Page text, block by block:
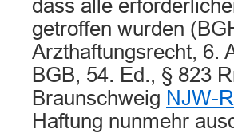
dass alle
getroffen wurden
Arzthaftungsrecht, 6.
BGB, 54. Ed., § 823
Braunschweig NJW-
Haftung nunmehr